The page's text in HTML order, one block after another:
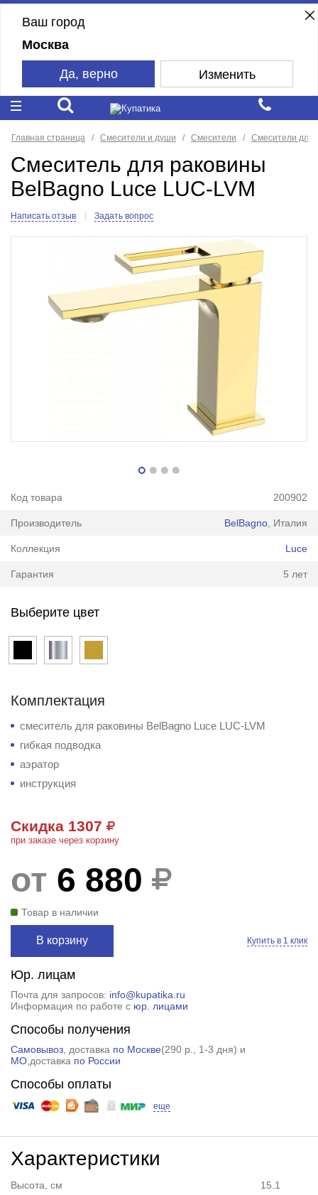
Ваш город
Москва
Да, верно Изменить
Главная страница Смесители и души Смесители Смесители для
Смеситель для раковины
BelBagno Luce LUC-LVM
Написать отзыв Задать вопрос
Код товара 200902
Производитель BelBagno , Италия
Коллекция Luce
Гарантия 5 лет
Выберите цвет
Комплектация
смеситель для раковины BelBagno Luce LUC-LVM
гибкая подводка
аэратор
инструкция
Скидка 1307
при заказе через корзину
от 6 880
Товар в наличии
В корзину Купить в 1 клик
Юр. лицам
Почта для запросов: info@kupatika.ru
Информация по работе с юр. лицами
Способы получения
Самовывоз, доставка по Москве(290 р.
, 1-3 дня) и
МО,доставка по России
Способы оплаты
еще
Характеристики
Высота, см 15.1